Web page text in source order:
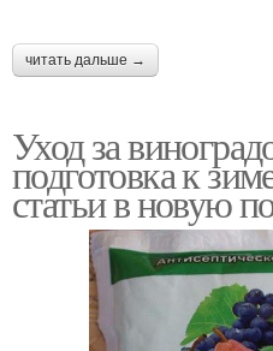
читать дальше →
Уход за
подготовка к
статьи в новую